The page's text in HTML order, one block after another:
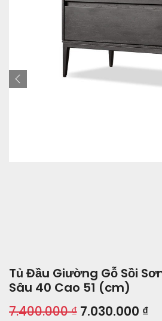
Tủ Đầu Giường Gỗ Sồi
Sâu 40 Cao 51 (cm)
7.400.000₫ 7.030.000 ₫